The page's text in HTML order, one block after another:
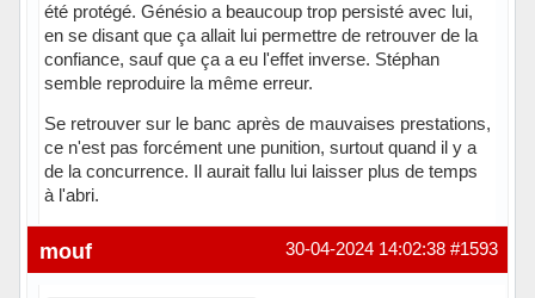
été protégé. Génésio a beaucoup trop persisté avec lui,
en se disant que ça allait lui permettre de retrouver de la
confiance, sauf que ça a eu l'effet inverse. Stéphan
semble reproduire la même erreur.
Se retrouver sur le banc après de mauvaises prestations,
ce n'est pas forcément une punition, surtout quand il y a
de la concurrence. Il aurait fallu lui laisser plus de temps
à l'abri.
Hors ligne #1593
30-04-2024 14:02:38
mouf